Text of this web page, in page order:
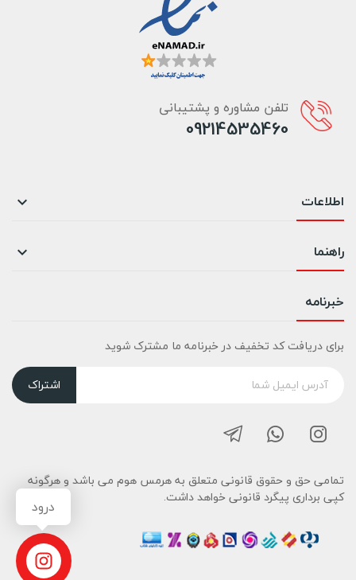
تلفن مشاوره و پشتیبانی
09214535460
اطلاعات 
راهنما 
خبرنامه
برای دریافت کد تخفیف در خبرنامه ما مشترک شوید
اشتراک
تمامی حق و حقوق قانونی متعلق به هرمس هوم می باشد و هرگونه
کپی برداری پیگرد قانونی خواهد داشت.
درود